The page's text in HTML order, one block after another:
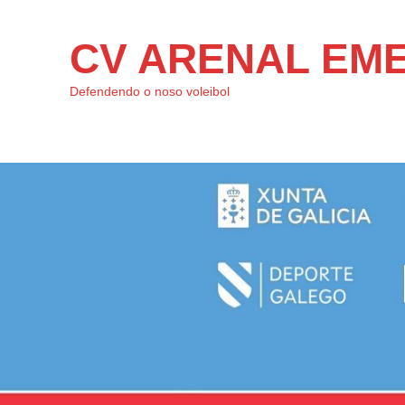
CV ARENAL
Defendendo o noso voleibol